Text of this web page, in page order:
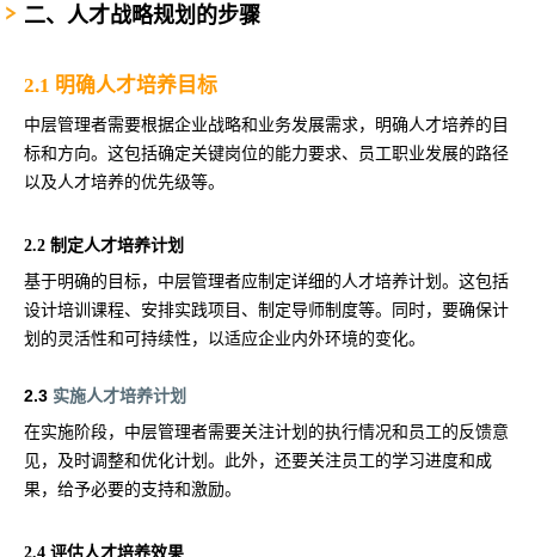
二、人才战略规划的步骤
2.1 明确人才培养目标
中层管理者需要根据企业战略和业务发展需求，明确人才培养的目
标和方向。这包括确定关键岗位的能力要求、员工职业发展的路径
以及人才培养的优先级等。
2.2 制定人才培养计划
基于明确的目标，中层管理者应制定详细的人才培养计划。这包括
设计培训课程、安排实践项目、制定导师制度等。同时，要确保计
划的灵活性和可持续性，以适应企业内外环境的变化。
2.3 实施人才培养计划
在实施阶段，中层管理者需要关注计划的执行情况和员工的反馈意
见，及时调整和优化计划。此外，还要关注员工的学习进度和成
果，给予必要的支持和激励。
2.4 评估人才培养效果